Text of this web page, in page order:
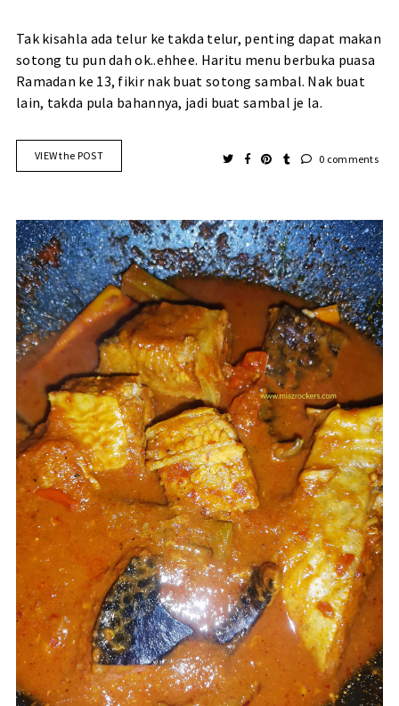
Tak kisahla ada telur ke takda telur, penting dapat makan
sotong tu pun dah ok..ehhee. Haritu menu berbuka puasa
Ramadan ke 13, fikir nak buat sotong sambal. Nak buat
lain, takda pula bahannya, jadi buat sambal je la.
VIEW the POST 0 comments